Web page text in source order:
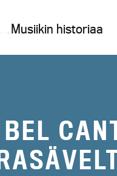
Musiikin historiaa